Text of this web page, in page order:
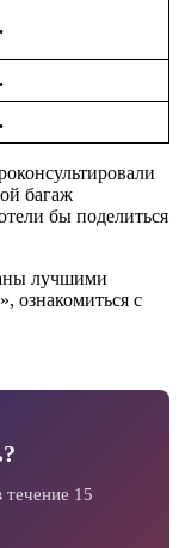
багаж
бы поделиться
лучшими
ознакомиться с
течение 15